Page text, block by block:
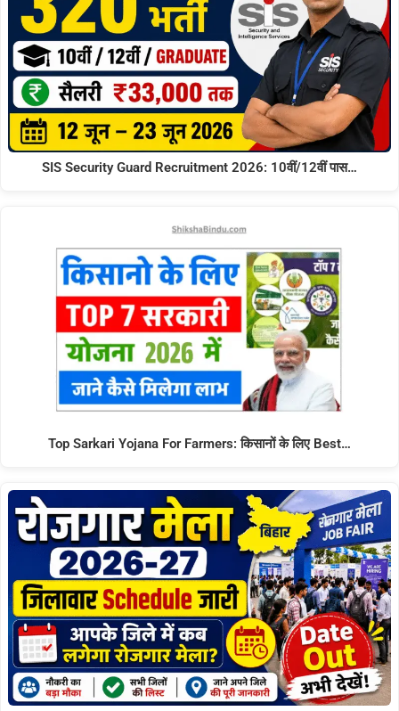
SIS Security Guard Recruitment 2026: 10वीं/12वीं पास…
Top Sarkari Yojana For Farmers: किसानों के लिए Best…